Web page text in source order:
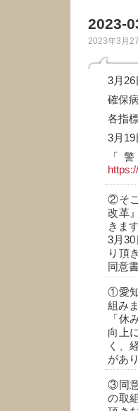
2023-
2023年3月
3月
確保
各指
3月19
「
②そ
改革
きます
3月
り頂
同意
①愛
組み
「休
向上
く、
があ
③同
の取